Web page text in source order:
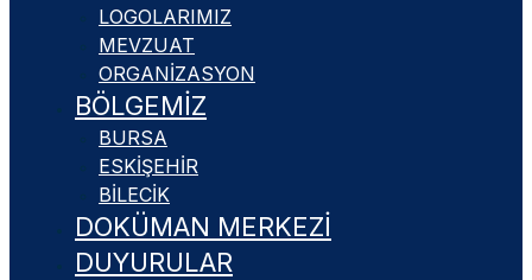
LOGOLARIMIZ
MEVZUAT
ORGANIZASYON
BÖLGEMIZ
BURSA
ESKIŞEHIR
BILECIK
DOKÜMAN MERKEZİ
DUYURULAR